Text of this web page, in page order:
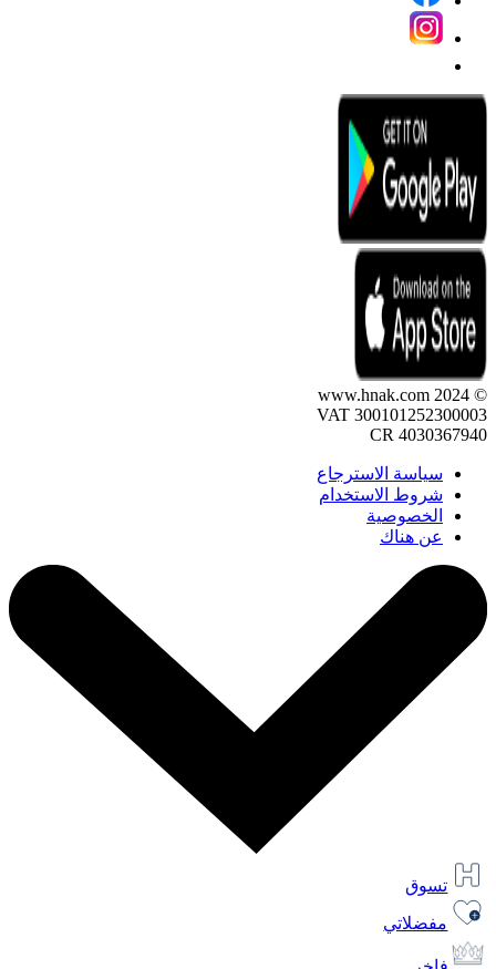
© 2024 www.hnak.com
VAT 300101252300003
CR 4030367940
سياسة الاسترجاع
شروط الاستخدام
الخصوصية
عن هناك
تسوق
مفضلاتي